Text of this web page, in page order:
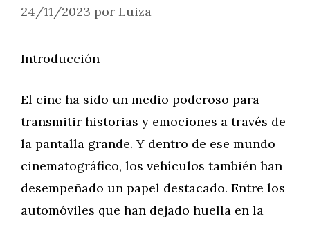
24/11/2023 por Luiza
Introducción
El cine ha sido un medio poderoso para
transmitir historias y emociones a través de
la pantalla grande. Y dentro de ese mundo
cinematográfico, los vehículos también han
desempeñado un papel destacado. Entre los
automóviles que han dejado huella en la